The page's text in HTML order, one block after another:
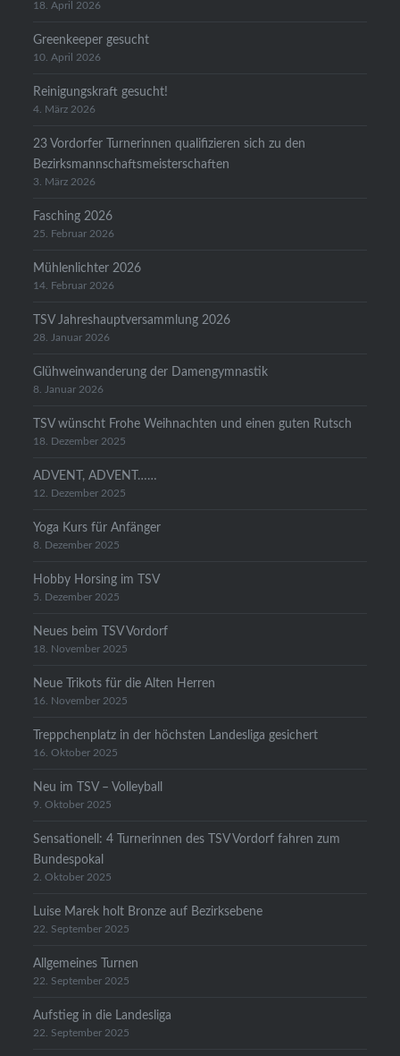
18. April 2026
Greenkeeper gesucht
10. April 2026
Reinigungskraft gesucht!
4. März 2026
23 Vordorfer Turnerinnen qualifizieren sich zu den
Bezirksmannschaftsmeisterschaften
3. März 2026
Fasching 2026
25. Februar 2026
Mühlenlichter 2026
14. Februar 2026
TSV Jahreshauptversammlung 2026
28. Januar 2026
Glühweinwanderung der Damengymnastik
8. Januar 2026
TSV wünscht Frohe Weihnachten und einen guten Rutsch
18. Dezember 2025
ADVENT, ADVENT……
12. Dezember 2025
Yoga Kurs für Anfänger
8. Dezember 2025
Hobby Horsing im TSV
5. Dezember 2025
Neues beim TSV Vordorf
18. November 2025
Neue Trikots für die Alten Herren
16. November 2025
Treppchenplatz in der höchsten Landesliga gesichert
16. Oktober 2025
Neu im TSV – Volleyball
9. Oktober 2025
Sensationell: 4 Turnerinnen des TSV Vordorf fahren zum
Bundespokal
2. Oktober 2025
Luise Marek holt Bronze auf Bezirksebene
22. September 2025
Allgemeines Turnen
22. September 2025
Aufstieg in die Landesliga
22. September 2025